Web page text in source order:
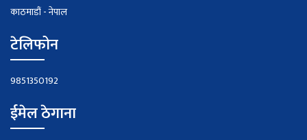
काठमाडौं - नेपाल
टेलिफोन
9851350192
ईमेल ठेगाना